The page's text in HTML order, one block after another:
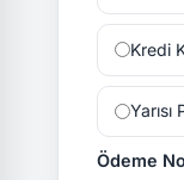
Kredi
Yarısı
Ödeme